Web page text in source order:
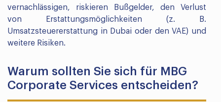
vernachlässigen, riskieren Bußgelder, den Verlust
von Erstattungsmöglichkeiten (z. B.
Umsatzsteuererstattung in Dubai oder den VAE) und
weitere Risiken.
Warum sollten Sie sich für MBG
Corporate Services entscheiden?